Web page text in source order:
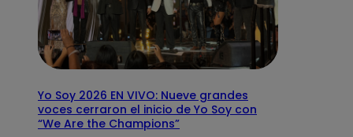
Yo Soy 2026 EN VIVO: Nueve grandes
voces cerraron el inicio de Yo Soy con
“We Are the Champions”